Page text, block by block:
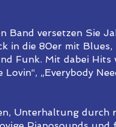
Band versetzen Sie
in die 80er mit Blues,
Funk. Mit dabei Hits
Lovin“, „Everybody
Unterhaltung durch